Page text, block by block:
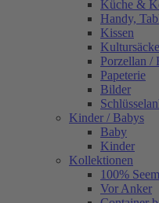
Küche &
Handy,
Kissen
Porzellan /
Papeterie
Bilder
Kinder / Babys
Baby
Kinder
Kollektionen
100%
Vor Anker